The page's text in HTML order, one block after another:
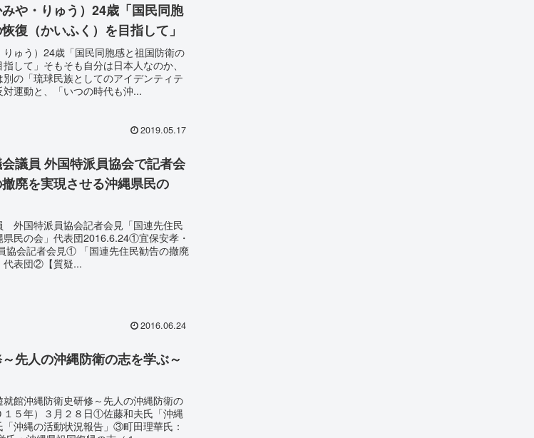
や・りゅう）24歳「国民同胞
復（かいふく）を目指して」
ゅう）24歳「国民同胞感と祖国防衛の
して」そもそも自分は日本人なのか、
の「琉球民族としてのアイデンティテ
運動と、「いつの時代も沖...
2019.05.17
議員 外国特派員協会で記者会
廃を実現させる沖縄県民の
外国特派員協会記者会見「国連先住民
民の会」代表団2016.6.24①宜保安孝・
協会記者会見① 「国連先住民勧告の撤廃
代表団②【質疑...
2016.06.24
先人の沖縄防衛の志を学ぶ～
館沖縄防衛史研修～先人の沖縄防衛の
５年）３月２８日①佐藤和夫氏「沖縄
沖縄の活動状況報告」③町田理華氏：